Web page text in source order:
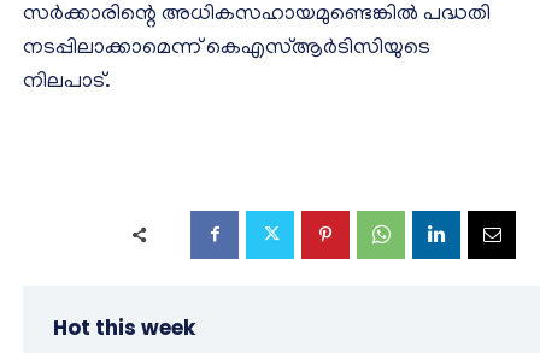
സർക്കാരിന്റെ അധികസഹായമുണ്ടെങ്കിൽ പദ്ധതി
നടപ്പിലാക്കാമെന്ന് കെഎസ്ആർടിസിയുടെ
നിലപാട്.
Hot this week